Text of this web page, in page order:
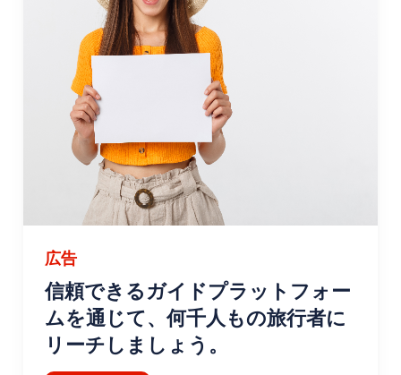
広告
信頼できるガイドプラットフォー
ムを通じて、何千人もの旅行者に
リーチしましょう。